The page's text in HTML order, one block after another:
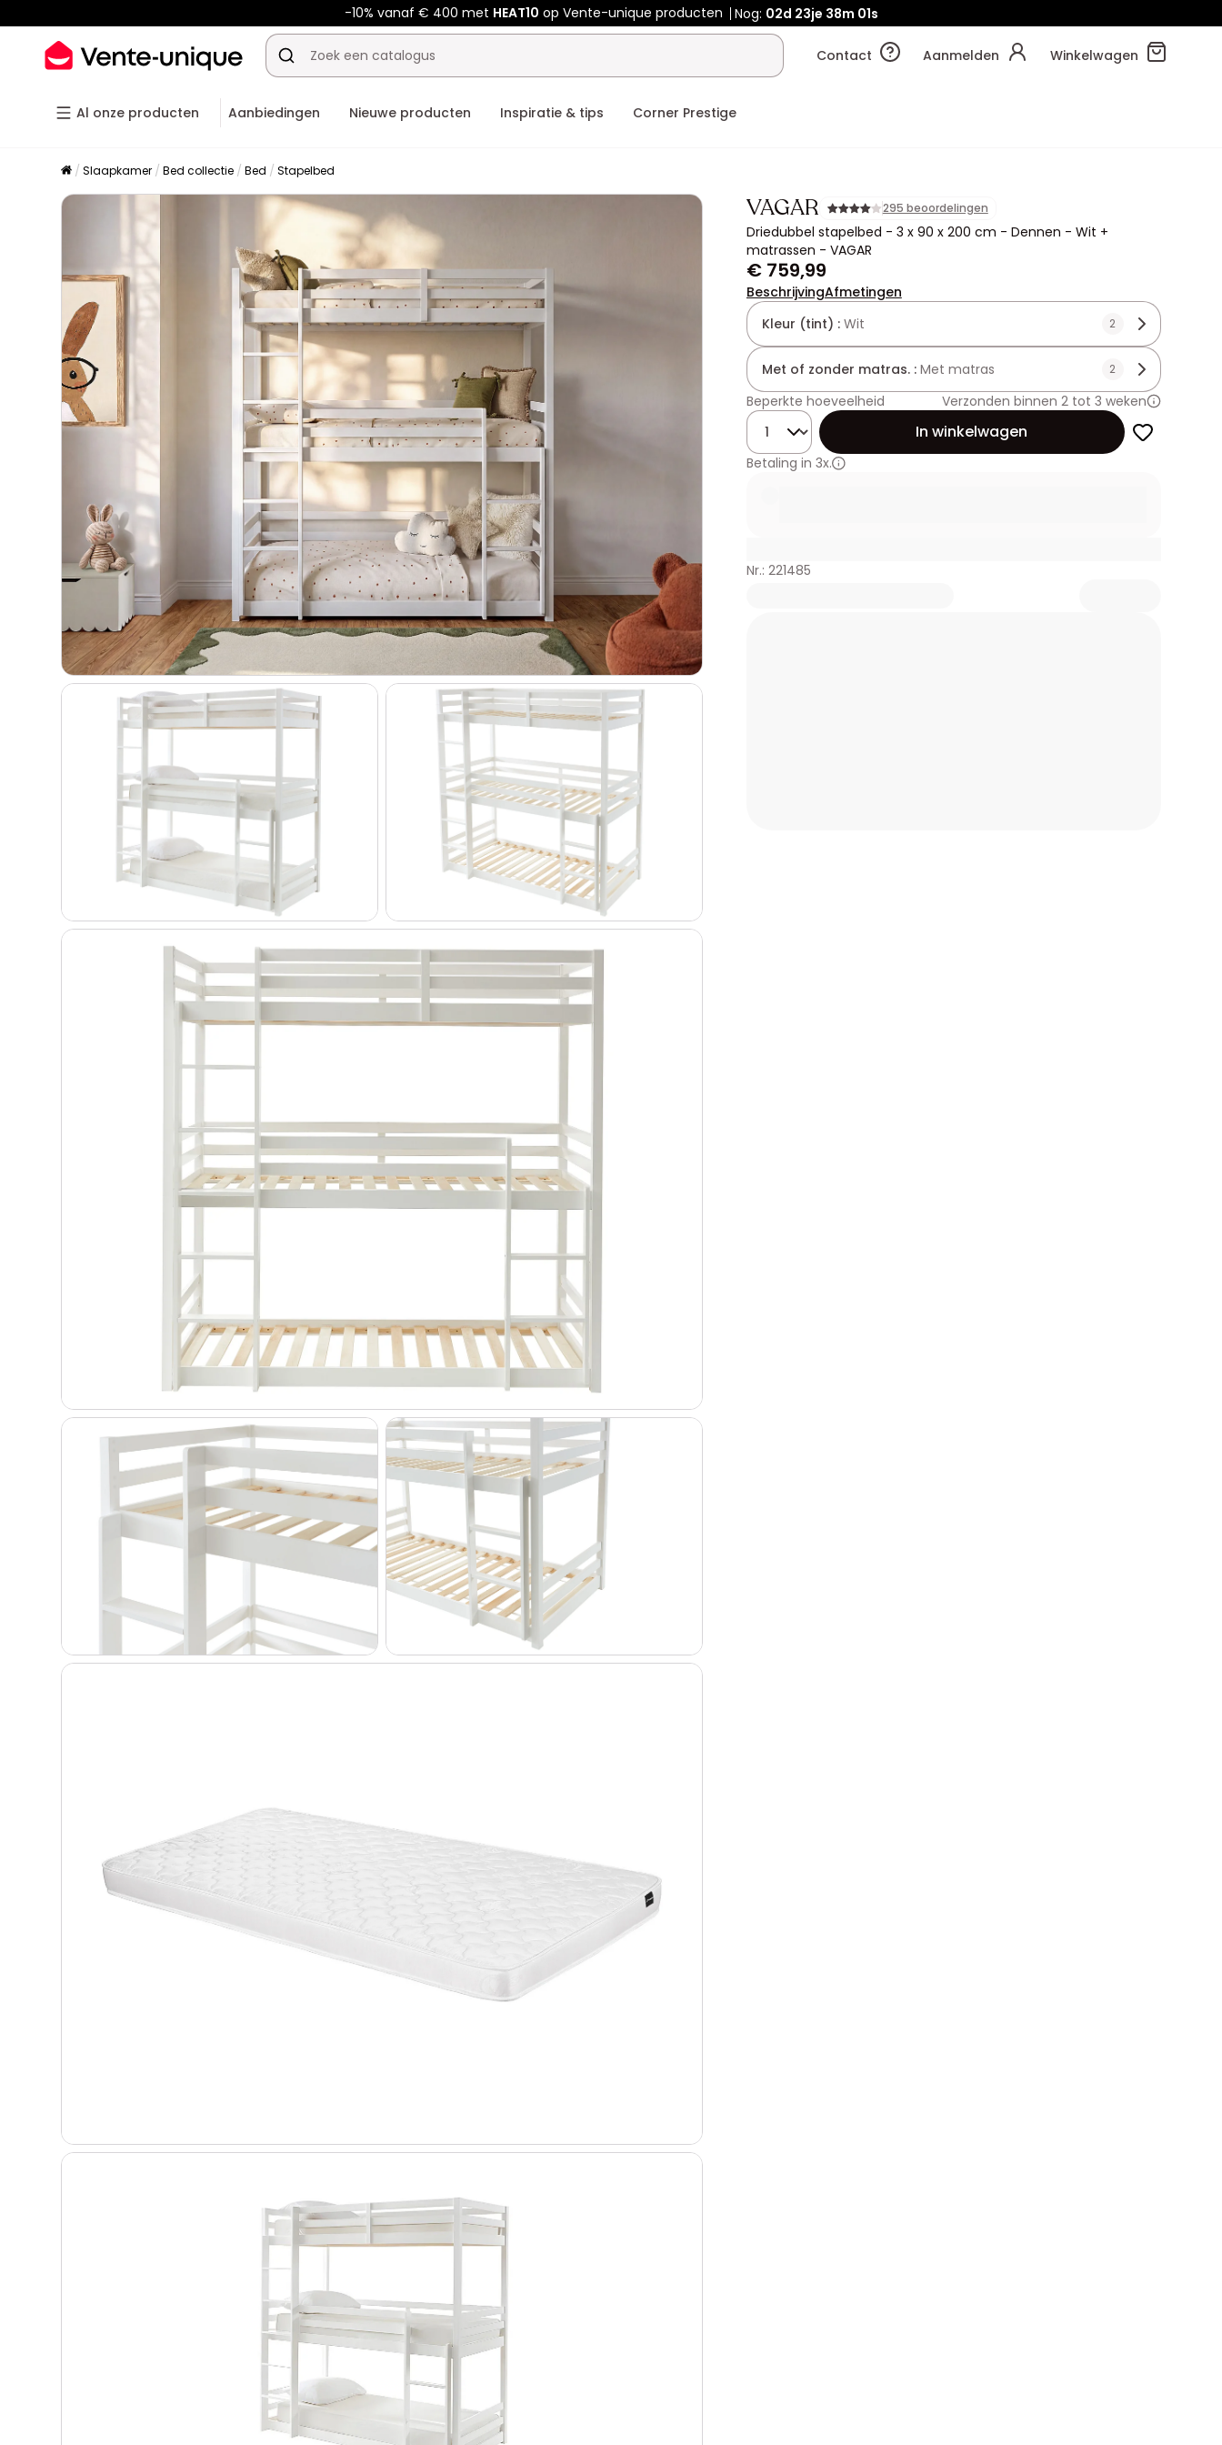
-10% vanaf € 400 met HEAT10op Vente-unique producten Nog: 02d 23je 38m 00s
Contact Aanmelden Winkelwagen
Al onze producten Aanbiedingen Nieuwe producten Inspiratie & tips Corner Prestige
Slaapkamer Bed collectie Bed Stapelbed
VAGAR 295 beoordelingen
Driedubbel stapelbed - 3 x 90 x 200 cm - Dennen - Wit +
matrassen - VAGAR
€ 759,99
BeschrijvingAfmetingen
Kleur (tint) : Wit 2
Met of zonder matras. : Met matras 2
Beperkte hoeveelheid
Verzonden binnen 2 tot 3 weken
Hoeveelheid
In winkelwagen
Betaling in 3x.
Nr.: 221485